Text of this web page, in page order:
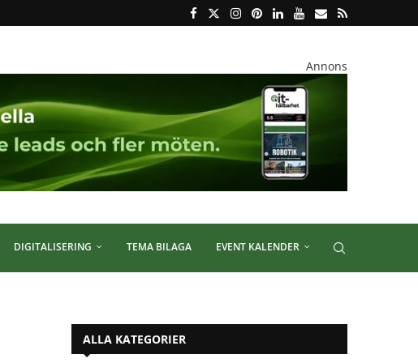
Annons
DIGITALISERING TEMA BILAGA EVENT KALENDER
ALLA KATEGORIER